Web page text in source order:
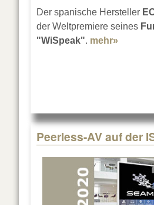
Der spanische Hersteller
der Weltpremiere seines
"WiSpeak". mehr»
Peerless-AV auf der